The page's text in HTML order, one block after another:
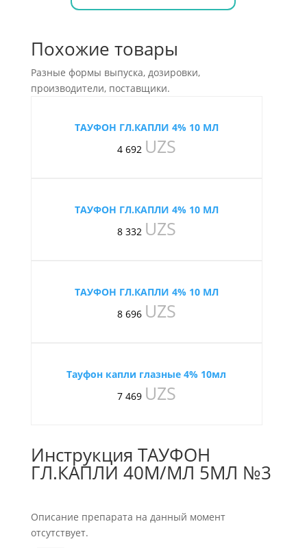
Похожие товары
Разные формы выпуска, дозировки,
производители, поставщики.
ТАУФОН ГЛ.КАПЛИ 4% 10 МЛ
4 692 UZS
ТАУФОН ГЛ.КАПЛИ 4% 10 МЛ
8 332 UZS
ТАУФОН ГЛ.КАПЛИ 4% 10 МЛ
8 696 UZS
Тауфон капли глазные 4% 10мл
7 469 UZS
Инструкция ТАУФОН
ГЛ.КАПЛИ 40М/МЛ 5МЛ №3
Описание препарата на данный момент
отсутствует.